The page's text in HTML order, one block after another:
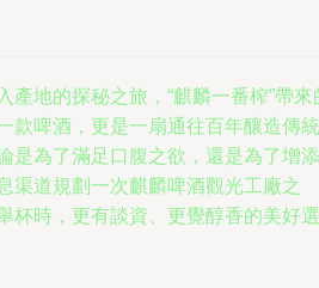
產地的探秘之旅，“麒麟一番榨”帶來
款啤酒，更是一扇通往百年釀造傳統
是為了滿足口腹之欲，還是為了增添
渠道規劃一次麒麟啤酒觀光工廠之
杯時，更有談資、更覺醇香的美好選